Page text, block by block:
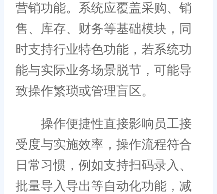
营销功能。系统应覆盖采购、销
售、库存、财务等基础模块，同
时支持行业特色功能，若系统功
能与实际业务场景脱节，可能导
致操作繁琐或管理盲区。
操作便捷性直接影响员工接
受度与实施效率，操作流程符合
日常习惯，例如支持扫码录入、
批量导入导出等自动化功能，减